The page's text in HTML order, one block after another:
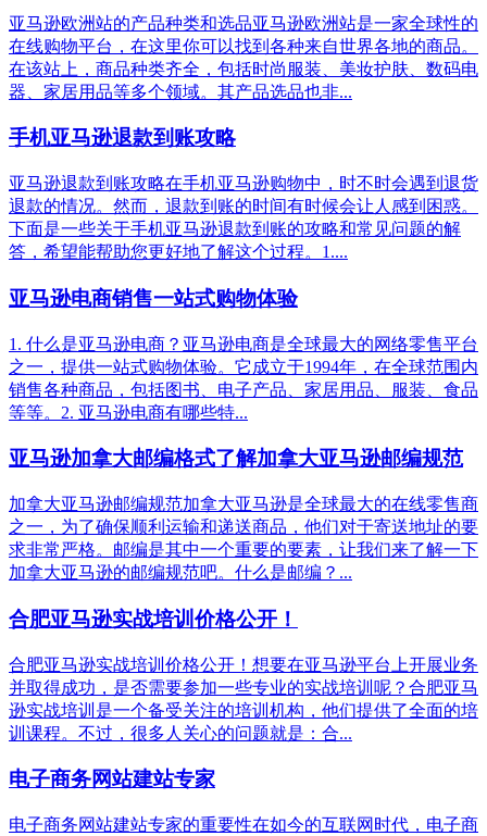
亚马逊欧洲站的产品种类和选品亚马逊欧洲站是一家全球性的
在线购物平台，在这里你可以找到各种来自世界各地的商品。
在该站上，商品种类齐全，包括时尚服装、美妆护肤、数码电
器、家居用品等多个领域。其产品选品也非...
手机亚马逊退款到账攻略
亚马逊退款到账攻略在手机亚马逊购物中，时不时会遇到退货
退款的情况。然而，退款到账的时间有时候会让人感到困惑。
下面是一些关于手机亚马逊退款到账的攻略和常见问题的解
答，希望能帮助您更好地了解这个过程。1....
亚马逊电商销售一站式购物体验
1. 什么是亚马逊电商？亚马逊电商是全球最大的网络零售平台
之一，提供一站式购物体验。它成立于1994年，在全球范围内
销售各种商品，包括图书、电子产品、家居用品、服装、食品
等等。2. 亚马逊电商有哪些特...
亚马逊加拿大邮编格式了解加拿大亚马逊邮编规范
加拿大亚马逊邮编规范加拿大亚马逊是全球最大的在线零售商
之一，为了确保顺利运输和递送商品，他们对于寄送地址的要
求非常严格。邮编是其中一个重要的要素，让我们来了解一下
加拿大亚马逊的邮编规范吧。什么是邮编？...
合肥亚马逊实战培训价格公开！
合肥亚马逊实战培训价格公开！想要在亚马逊平台上开展业务
并取得成功，是否需要参加一些专业的实战培训呢？合肥亚马
逊实战培训是一个备受关注的培训机构，他们提供了全面的培
训课程。不过，很多人关心的问题就是：合...
电子商务网站建站专家
电子商务网站建站专家的重要性在如今的互联网时代，电子商